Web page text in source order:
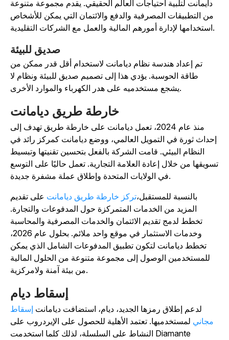
دايمانت لتلبية احتياجات العالم الحقيقي. يقدم مجموعة متنوعة
من التطبيقات المصرفية والدفع والائتمان التي يمكن للأشخاص
صديق للبيئة
تم إعداد هندسة نظام ديامانت لاستخدام أقل قدر ممكن من
طاقة الحوسبة. يؤدي هذا إلى تصميم صديق للبيئة ونظام لا
خارطة طريق ديامانت
منذ عام 2024، تعمل ديامانت على خارطة طريق تهدف إلى
إحداث ثورة في التمويل العالمي، ووضع ديامانت كمركز رائد في
النظام البيئي. قامت الشركة بالفعل بتحسين تقنيتها وتبسيط
من خلال إعادة العلامة التجارية. تعمل حاليًا على التوسع
بالنسبة للمستقبل،تركز خارطة طريق ديامانتعلى تقديم
المزيد من الخدمات المتمركزة حول المدفوعات والتجارة.
تخطط لدمج تقديم الائتمان والخدمات المصرفية والمحاسبة
وخدمات الاستثمار في موقع واحد ملائم. بحلول عام 2026،
تخطط ديامانت لتكون تطبيق المدفوعات الشامل الذي يمكن
للمستخدمين الوصول إلى مجموعة متنوعة من الحلول المالية
إسقاط ديام
لدعم إطلاق رمزها الجديد، ديام، استضافت ديامانتإسقاط
مجانيلمستخدميها. تعتمد الأهلية للحصول على الإيردروب على
النشاط على السلسلة، لذلك كلما استخدمت Diamante